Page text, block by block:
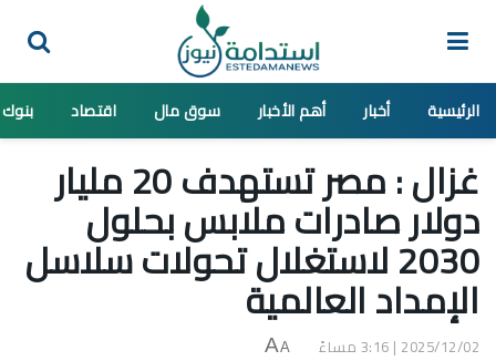
الرئيسية أخبار أهم الأخبار سوق مال اقتصاد بنوك
غزال : مصر تستهدف 20 مليار
دولار صادرات ملابس بحلول
2030 لاستغلال تحولات سلاسل
الإمداد العالمية
2025/12/02 | 3:16 مساءً A
A